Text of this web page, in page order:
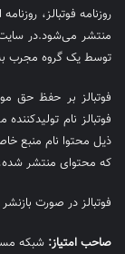
منتشر می‌شود.در سایت
توسط یک گروه مجرب
فوتبالز بر حفظ حق
فوتبالز نام
که محتوای منتشر
فوتبالز در صورت
صاحب امتیاز: شبکه